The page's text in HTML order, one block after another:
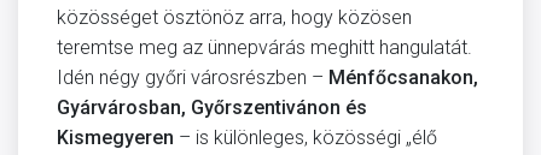
közösséget ösztönöz arra, hogy közösen
teremtse meg az ünnepvárás meghitt hangulatát.
Idén négy győri városrészben – Ménfőcsanakon,
Gyárvárosban, Győrszentivánon és
Kismegyeren – is különleges, közösségi „élő